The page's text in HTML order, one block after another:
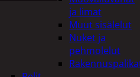
ja limat
Muut sisälelut
Nuket ja
pehmolelut